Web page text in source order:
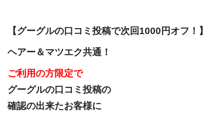
【グーグルの口コミ投稿で次回1000円オフ！】
ヘアー＆マツエク共通！
ご利用の方限定で
グーグルの口コミ投稿の
確認の出来たお客様に